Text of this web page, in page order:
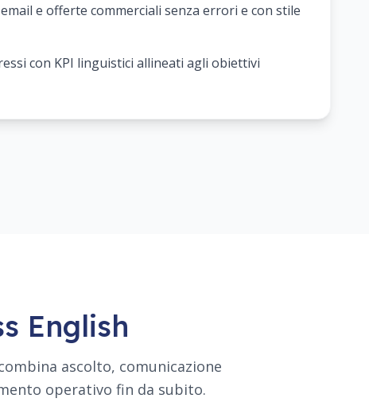
e offerte commerciali senza errori e con stile
con KPI linguistici allineati agli obiettivi
English
ascolto, comunicazione
operativo fin da subito.